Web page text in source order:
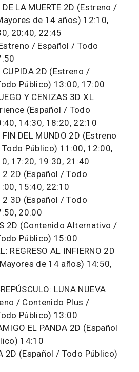
DE LA MUERTE 2D (Estreno /
de 14 años) 12:10,
20:40, 22:45
/ Español / Todo
CUPIDA 2D (Estreno /
Público) 13:00, 17:00
Y CENIZAS 3D XL
(Español / Todo
14:30, 18:20, 22:10
FIN DEL MUNDO 2D (Estreno
Público) 11:00, 12:00,
17:20, 19:30, 21:40
2 2D (Español / Todo
15:40, 22:10
2 3D (Español / Todo
20:00
2D (Contenido Alternativo /
Público) 15:00
REGRESO AL INFIERNO 2D
de 14 años) 14:50,
LUNA NUEVA
/ Contenido Plus /
Público) 13:00
EL PANDA 2D (Español
14:10
2D (Español / Todo Público)